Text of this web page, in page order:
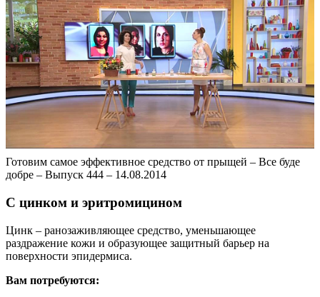
Готовим самое эффективное средство от прыщей – Все буде
добре – Выпуск 444 – 14.08.2014
С цинком и эритромицином
Цинк – ранозаживляющее средство, уменьшающее
раздражение кожи и образующее защитный барьер на
поверхности эпидермиса.
Вам потребуются: